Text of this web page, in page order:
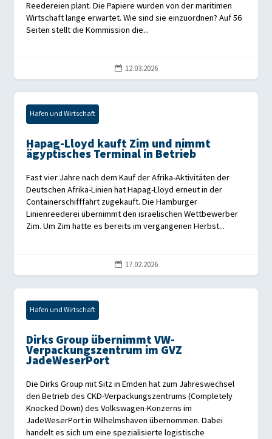
Reedereien plant. Die Papiere wurden von der maritimen
Wirtschaft lange erwartet. Wie sind sie einzuordnen? Auf 56
Seiten stellt die Kommission die...
 12.03.2026
Hafen und Wirtschaft
Hapag-Lloyd kauft Zim und nimmt
ägyptisches Terminal in Betrieb
Fast vier Jahre nach dem Kauf der Afrika-Aktivitäten der
Deutschen Afrika-Linien hat Hapag-Lloyd erneut in der
Containerschifffahrt zugekauft. Die Hamburger
Linienreederei übernimmt den israelischen Wettbewerber
Zim. Um Zim hatte es bereits im vergangenen Herbst...
 17.02.2026
Hafen und Wirtschaft
Dirks Group übernimmt VW-
Verpackungszentrum im GVZ
JadeWeserPort
Die Dirks Group mit Sitz in Emden hat zum Jahreswechsel
den Betrieb des CKD-Verpackungszentrums (Completely
Knocked Down) des Volkswagen-Konzerns im
JadeWeserPort in Wilhelmshaven übernommen. Dabei
handelt es sich um eine spezialisierte logistische